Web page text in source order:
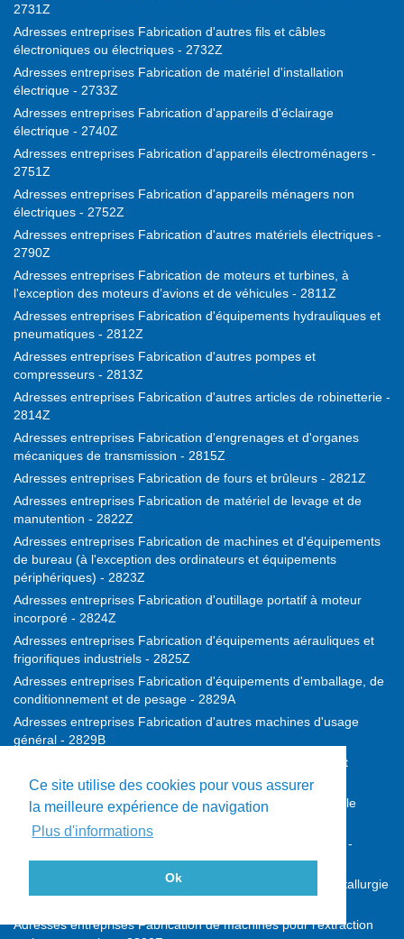
Ce site utilise des cookies pour vous assurer
la meilleure expérience de navigation
Plus d'informations
Ok
2731Z
Adresses entreprises Fabrication d'autres fils et câbles
électroniques ou électriques - 2732Z
Adresses entreprises Fabrication de matériel d'installation
électrique - 2733Z
Adresses entreprises Fabrication d'appareils d'éclairage
électrique - 2740Z
Adresses entreprises Fabrication d'appareils électroménagers -
2751Z
Adresses entreprises Fabrication d'appareils ménagers non
électriques - 2752Z
Adresses entreprises Fabrication d'autres matériels électriques -
2790Z
Adresses entreprises Fabrication de moteurs et turbines, à
l'exception des moteurs d’avions et de véhicules - 2811Z
Adresses entreprises Fabrication d'équipements hydrauliques et
pneumatiques - 2812Z
Adresses entreprises Fabrication d'autres pompes et
compresseurs - 2813Z
Adresses entreprises Fabrication d'autres articles de robinetterie -
2814Z
Adresses entreprises Fabrication d'engrenages et d'organes
mécaniques de transmission - 2815Z
Adresses entreprises Fabrication de fours et brûleurs - 2821Z
Adresses entreprises Fabrication de matériel de levage et de
manutention - 2822Z
Adresses entreprises Fabrication de machines et d'équipements
de bureau (à l'exception des ordinateurs et équipements
périphériques) - 2823Z
Adresses entreprises Fabrication d'outillage portatif à moteur
incorporé - 2824Z
Adresses entreprises Fabrication d'équipements aérauliques et
frigorifiques industriels - 2825Z
Adresses entreprises Fabrication d'équipements d'emballage, de
conditionnement et de pesage - 2829A
Adresses entreprises Fabrication d'autres machines d'usage
général - 2829B
Adresses entreprises Fabrication de machines agricoles et
forestières - 2830Z
Adresses entreprises Fabrication de machines-outils pour le
Adresses entreprises Fabrication d'autres machines-outils -
2849Z
Adresses entreprises Fabrication de machines pour la métallurgie
Adresses entreprises Fabrication de machines pour l'extraction